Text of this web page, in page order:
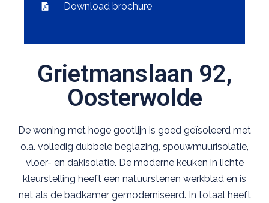
Grietmanslaan 92,
Oosterwolde
De woning met hoge gootlijn is goed geïsoleerd met
o.a. volledig dubbele beglazing, spouwmuurisolatie,
vloer- en dakisolatie. De moderne keuken in lichte
kleurstelling heeft een natuurstenen werkblad en is
net als de badkamer gemoderniseerd. In totaal heeft
Download brochure